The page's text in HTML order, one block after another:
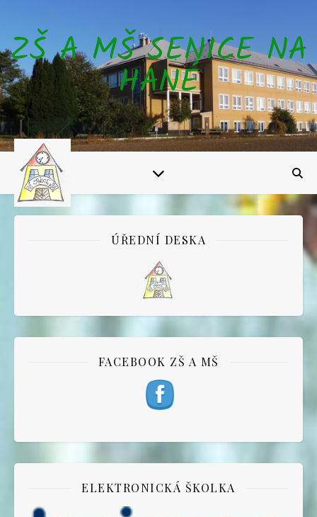
ZŠ A MŠ SENICE NA
HANÉ
ÚŘEDNÍ DESKA
FACEBOOK ZŠ A MŠ
ELEKTRONICKÁ ŠKOLKA